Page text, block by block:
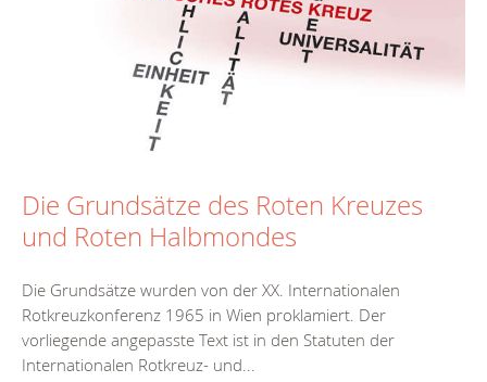
Die Grundsätze des Roten Kreuzes
und Roten Halbmondes
Die Grundsätze wurden von der XX. Internationalen
Rotkreuzkonferenz 1965 in Wien proklamiert. Der
vorliegende angepasste Text ist in den Statuten der
Internationalen Rotkreuz- und...